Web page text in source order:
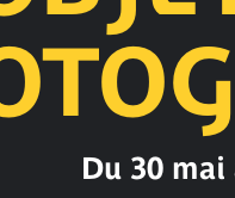
Du 30 mai